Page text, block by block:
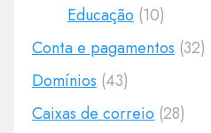
Educação (10)
Conta e pagamentos (32)
Domínios (43)
Caixas de correio (28)